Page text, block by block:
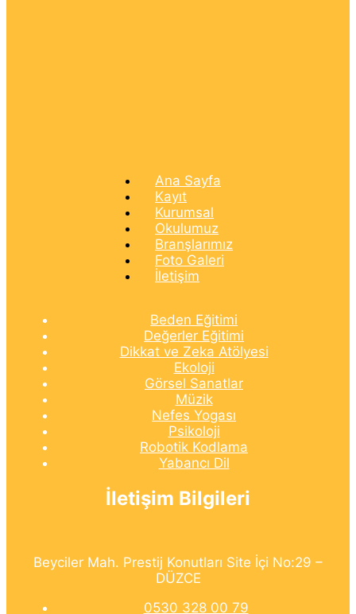
Ana Sayfa
Kayıt
Kurumsal
Okulumuz
Branşlarımız
Foto Galeri
İletişim
Beden Eğitimi
Değerler Eğitimi
Dikkat ve Zeka Atölyesi
Ekoloji
Görsel Sanatlar
Müzik
Nefes Yogası
Psikoloji
Robotik Kodlama
Yabancı Dil
İletişim Bilgileri
Beyciler Mah. Prestij Konutları Site İçi No:29 –
DÜZCE
0530 328 00 79